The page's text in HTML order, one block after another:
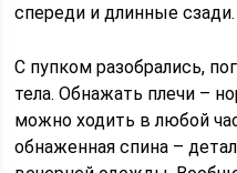
спереди и длинные сзади.
С пупком разобрались,
тела. Обнажать плечи –
можно ходить в любой
обнаженная спина –